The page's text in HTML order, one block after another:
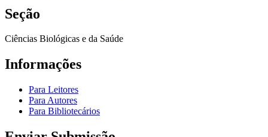
Seção
Ciências Biológicas e da Saúde
Informações
Para Leitores
Para Autores
Para Bibliotecários